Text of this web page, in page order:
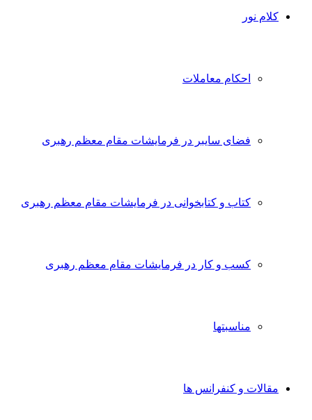
کلام نور
احکام معاملات
فضای سایبر در فرمایشات مقام معظم رهبری
کتاب و کتابخوانی در فرمایشات مقام معظم رهبری
کسب و کار در فرمایشات مقام معظم رهبری
مناسبتها
مقالات و کنفرانس ها